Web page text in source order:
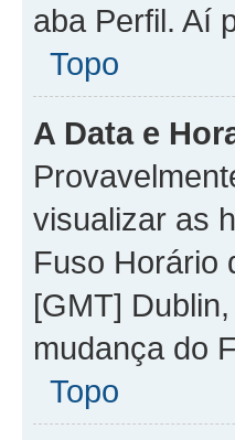
aba Perfil. Aí
Topo
A Data e
visualizar as
Fuso Horário
[GMT]
mudança do
Topo